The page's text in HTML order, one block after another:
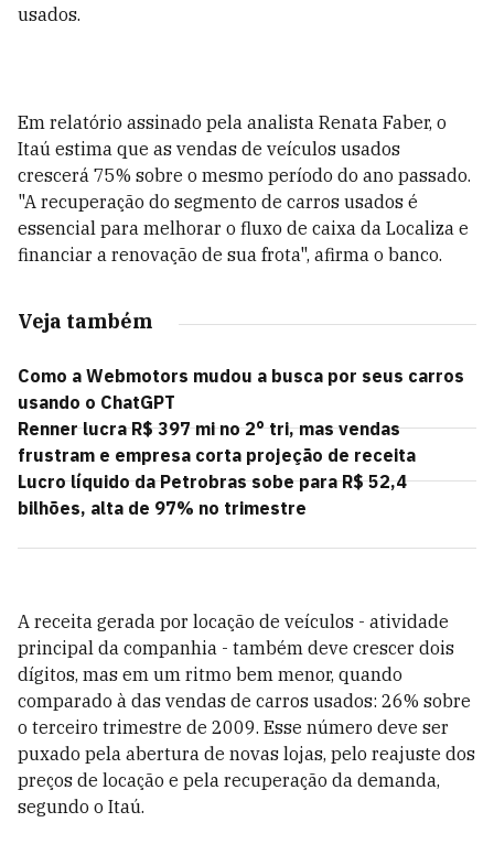
usados.
Em relatório assinado pela analista Renata Faber, o
Itaú estima que as vendas de veículos usados
crescerá 75% sobre o mesmo período do ano passado.
"A recuperação do segmento de carros usados é
essencial para melhorar o fluxo de caixa da Localiza e
financiar a renovação de sua frota", afirma o banco.
Veja também
Como a Webmotors mudou a busca por seus carros
usando o ChatGPT
Renner lucra R$ 397 mi no 2° tri, mas vendas
frustram e empresa corta projeção de receita
Lucro líquido da Petrobras sobe para R$ 52,4
bilhões, alta de 97% no trimestre
A receita gerada por locação de veículos - atividade
principal da companhia - também deve crescer dois
dígitos, mas em um ritmo bem menor, quando
comparado à das vendas de carros usados: 26% sobre
o terceiro trimestre de 2009. Esse número deve ser
puxado pela abertura de novas lojas, pelo reajuste dos
preços de locação e pela recuperação da demanda,
segundo o Itaú.